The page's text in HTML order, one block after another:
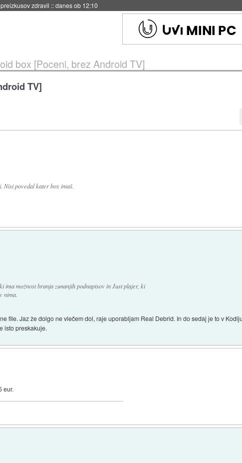
zdravil ::danes ob 12:10
box [Poceni, brez Android TV]
TV]
Nisi povedal kater box imaš.
ima možnost branja zunanjih podnapisov in Just plajer, ki
nima.
file. Jaz že dolgo ne vlečem dol, raje uporabljam Real Debrid. In do sedaj je to v
isto preskakuje.
eur.